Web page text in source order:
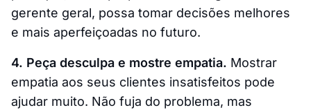
gerente geral, possa tomar decisões melhores
e mais aperfeiçoadas no futuro.
4. Peça desculpa e mostre empatia. Mostrar
empatia aos seus clientes insatisfeitos pode
ajudar muito. Não fuja do problema, mas